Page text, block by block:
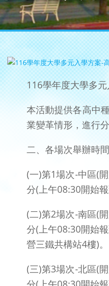
116學年度大學多
本活動提供各高中
業變革情形，進行
二、各場次舉辦時
(一)第1場次-中區(
分(上午08:30開始
(二)第2場次-南區(
分(上午08:30開始
營三鐵共構站4樓)。
(三)第3場次-北區(